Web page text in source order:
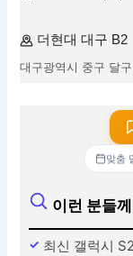
더현대 대구 B2
대구광역시 중구 달
맞춤
이런 분들
최신 갤럭시